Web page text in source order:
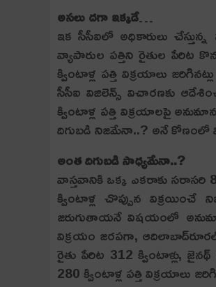
అస‌లు ద‌గా ఇక్క‌డే…
ఇక సీసీఐలో అధికారులు చేస్తున్న
వ్యాపారుల ప‌త్తిని రైతుల పేరిట
క్వింటాళ్ల ప‌త్తి విక్ర‌యాలు
సీసీఐ విజిలెన్స్ విచారణకు
క్వింటాళ్ల పత్తి విక్రయాలపై
దిగుబడి నిజమేనా..? అనే కోణంలో
అంత దిగుబ‌డి సాధ్య‌మేనా..?
వాస్త‌వానికి ఒక్క ఎకరాకు సరాసరి
క్వింటాళ్ల చొప్పున
జ‌రుగుతాయ‌నే విష‌యంలో
విక్రయం జ‌ర‌ప‌గా,
రైతు పేరిట 312 క్వింటాళ్లు,
280 క్వింటాళ్ల పత్తి విక్ర‌యాలు